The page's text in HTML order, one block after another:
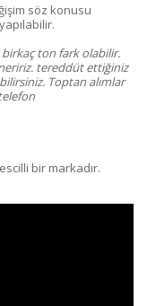
söz konusu
birkaç ton fark olabilir.
tereddüt ettiğiniz
Toptan alımlar
bir markadır.